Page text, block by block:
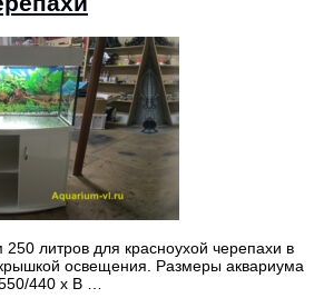
литров для красноухой черепахи в
освещения. Размеры аквариума
440 х В …